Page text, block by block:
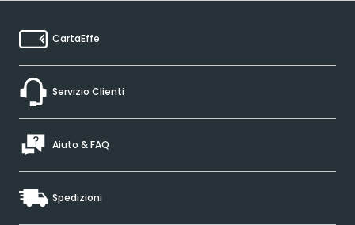
CartaEffe
Servizio Clienti
Aiuto & FAQ
Spedizioni